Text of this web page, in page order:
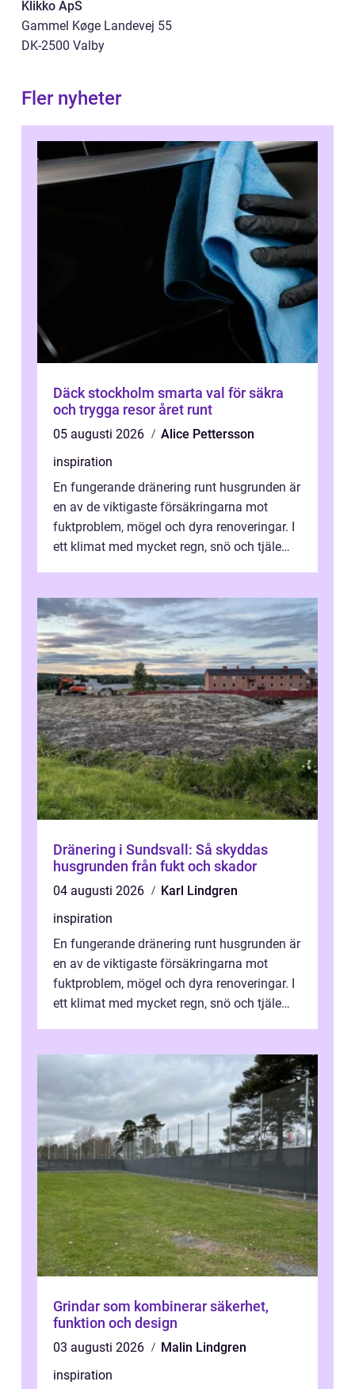
Klikko ApS
Gammel Køge Landevej 55
DK-2500 Valby
Fler nyheter
Däck stockholm smarta val för säkra
och trygga resor året runt
05 augusti 2026
Alice Pettersson
inspiration
En fungerande dränering runt husgrunden är
en av de viktigaste försäkringarna mot
fuktproblem, mögel och dyra renoveringar. I
ett klimat med mycket regn, snö och tjäle
Dränering i Sundsvall: Så skyddas
husgrunden från fukt och skador
04 augusti 2026
Karl Lindgren
inspiration
En fungerande dränering runt husgrunden är
en av de viktigaste försäkringarna mot
fuktproblem, mögel och dyra renoveringar. I
ett klimat med mycket regn, snö och tjäle
Grindar som kombinerar säkerhet,
funktion och design
03 augusti 2026
Malin Lindgren
inspiration